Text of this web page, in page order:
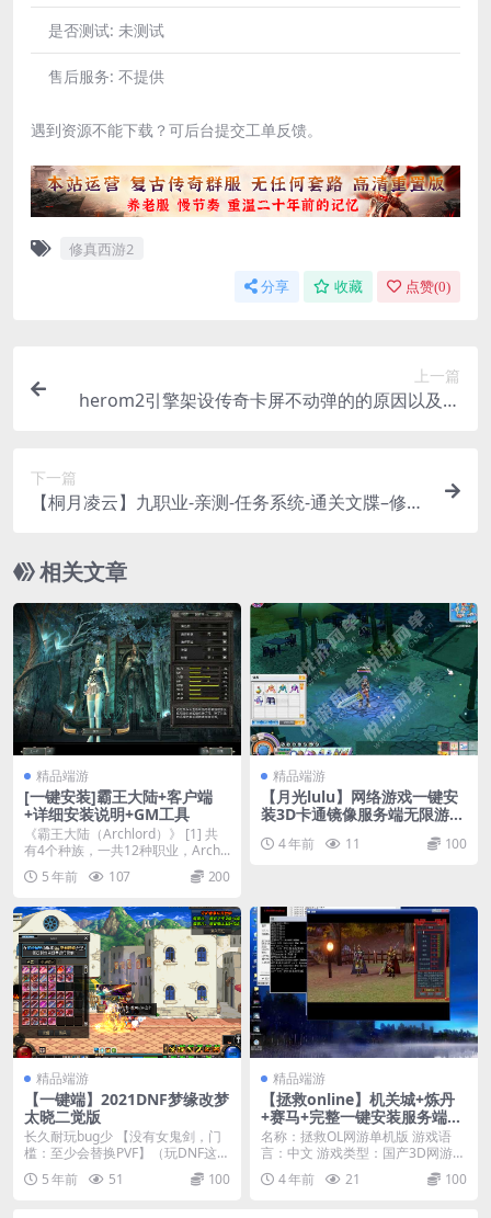
是否测试: 未测试
售后服务: 不提供
遇到资源不能下载？可后台提交工单反馈。
修真西游2
分享 收藏 点赞(0)
上一篇
herom2引擎架设传奇卡屏不动弹的的原因以及解
下一篇
【桐月凌云】九职业-亲测-任务系统-通关文牒–修复
相关文章
精品端游
[一键安装]霸王大陆+客户端
+详细安装说明+GM工具
《霸王大陆（Archlord）》 [1] 共
有4个种族，一共12种职业，Arch...
5 年前
107 200
精品端游
【月光lulu】网络游戏一键安
装3D卡通镜像服务端无限游戏
4 年前 11 100
精品端游
【一键端】2021DNF梦缘改梦
太晓二觉版
长久耐玩bug少 【没有女鬼剑，门
槛：至少会替换PVF】（玩DNF这都
不会，我也...
5 年前 51 100
精品端游
【拯救online】机关城+炼丹
+赛马+完整一键安装服务端
+客户端+图文教程+视频教程
名称：拯救OL网游单机版 游戏语
言：中文 游戏类型：国产3D网游
游戏版本：一键...
4 年前 21 100